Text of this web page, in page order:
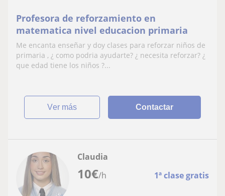
Profesora de reforzamiento en
matematica nivel educacion primaria
Me encanta enseñar y doy clases para reforzar niños de
primaria , ¿ como podria ayudarte? ¿ necesita reforzar? ¿
que edad tiene los niños ?...
ver más Contactar
10€/h 1ª clase gratis
Claudia